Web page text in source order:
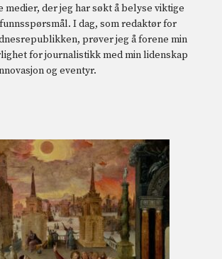
medier, der jeg har søkt å belyse viktige
I dag, som redaktør for
prøver jeg å forene min
for journalistikk med min lidenskap
og eventyr.